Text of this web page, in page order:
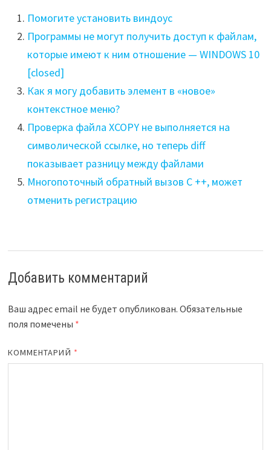
Помогите установить виндоус
Программы не могут получить доступ к файлам,
которые имеют к ним отношение — WINDOWS 10
[closed]
Как я могу добавить элемент в «новое»
контекстное меню?
Проверка файла XCOPY не выполняется на
символической ссылке, но теперь diff
показывает разницу между файлами
Многопоточный обратный вызов C ++, может
отменить регистрацию
Добавить комментарий
Ваш адрес email не будет опубликован. Обязательные
поля помечены *
КОММЕНТАРИЙ *